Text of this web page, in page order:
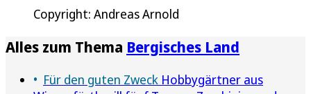
Copyright: Andreas Arnold
Alles zum Thema Bergisches Land
Für den guten Zweck Hobbygärtner aus